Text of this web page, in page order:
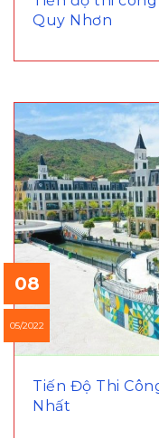
Quy Nhơn
08
05/2022
Tiến Độ Thi
Nhất